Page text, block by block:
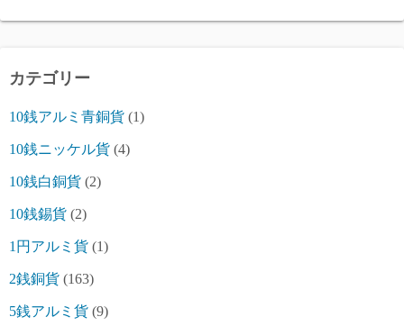
カテゴリー
10銭アルミ青銅貨 (1)
10銭ニッケル貨 (4)
10銭白銅貨 (2)
10銭錫貨 (2)
1円アルミ貨 (1)
2銭銅貨 (163)
5銭アルミ貨 (9)